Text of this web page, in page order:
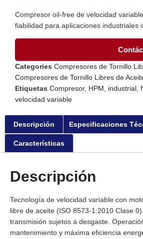
Compresor oil-free de velocidad
fiabilidad para aplicaciones industriales
Categories Compresores de Tornillo
Compresores de Tornillo Libres de
Etiquetas Compresor, HPM industrial
velocidad variable
Descripción Especificaciones
Características
Descripción
Tecnología de velocidad variable con
libre de aceite (ISO 8573-1:2010 Clase
transmisión sujetos a desgaste.
mantenimiento y máxima eficiencia